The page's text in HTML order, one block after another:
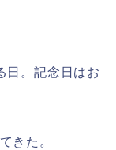
日。記念日はお
きた。